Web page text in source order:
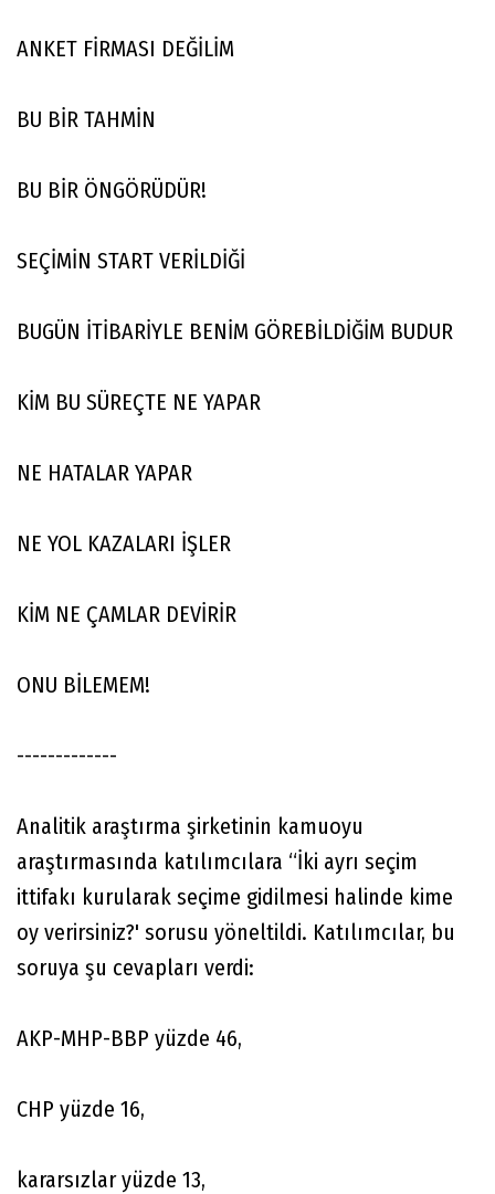
ANKET FİRMASI DEĞİLİM
BU BİR TAHMİN
BU BİR ÖNGÖRÜDÜR!
SEÇİMİN START VERİLDİĞİ
BUGÜN İTİBARİYLE BENİM GÖREBİLDİĞİM BUDUR
KİM BU SÜREÇTE NE YAPAR
NE HATALAR YAPAR
NE YOL KAZALARI İŞLER
KİM NE ÇAMLAR DEVİRİR
ONU BİLEMEM!
-------------
Analitik araştırma şirketinin kamuoyu
araştırmasında katılımcılara “İki ayrı seçim
ittifakı kurularak seçime gidilmesi halinde kime
oy verirsiniz?' sorusu yöneltildi. Katılımcılar, bu
soruya şu cevapları verdi:
AKP-MHP-BBP yüzde 46,
CHP yüzde 16,
kararsızlar yüzde 13,